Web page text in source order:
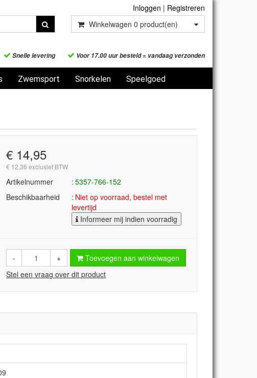
Inloggen | Registreren
Winkelwagen 0 product(en)
Snelle levering Voor 17.00 uur besteld = vandaag verzonden
Zwemsport Snorkelen Speelgoed
€ 14,95
€ 12,36 exclusief BTW
Artikelnummer
5357-766-152
Beschikbaarheid
Niet op voorraad, bestel met
levertijd
Informeer mij indien voorradig
- +
Toevoegen aan winkelwagen
Stel een vraag over dit product